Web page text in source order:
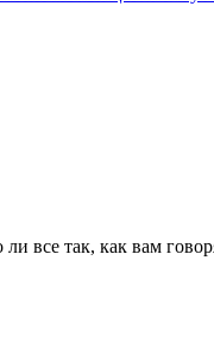
все так, как вам